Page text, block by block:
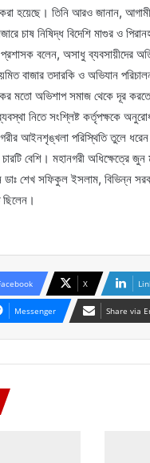
হয়েছে। তিনি আরও জানান,
চাষ নিষিদ্ধ বিদেশি মাগুর ও
বলেন, অসাধু ব্যবসায়ীদের
বাজার তদারকি ও অভিযান
মতো অভিশাপ সমাজ থেকে দূর
নিতে সংশ্লিষ্ট কর্তৃপক্ষকে
আইনশৃঙ্খলা পরিস্থিতি তুলে
বেশি। মহানগরী অধিক্ষেত্রে
শেখ সফিকুল ইসলাম, বিভিন্ন
X
Messenger Share via